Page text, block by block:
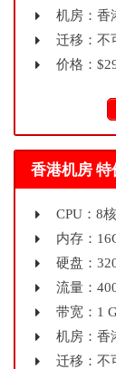
机房：香
迁移：不
价格：
香港机房 特
CPU：8核
内存：
硬盘：
流量：
带宽：1
机房：香
迁移：不